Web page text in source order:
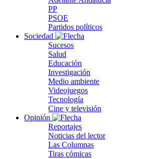
PP
PSOE
Partidos políticos
Sociedad
Sucesos
Salud
Educación
Investigación
Medio ambiente
Videojuegos
Tecnología
Cine y televisión
Opinión
Reportajes
Noticias del lector
Las Columnas
Tiras cómicas